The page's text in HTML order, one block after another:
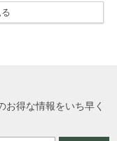
お得な情報をいち早く